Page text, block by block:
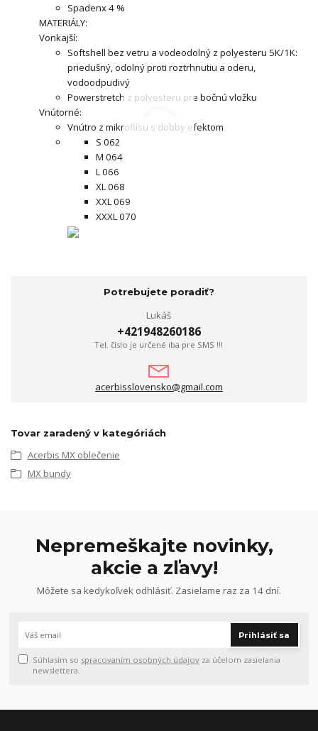
Spadenx 4 %
MATERIÁLY:
Vonkajší:
Softshell bez vetru a vodeodolný z polyesteru 5K/1K:
priedušný, odolný proti roztrhnutiu a oderu,
vodoodpudivý
Powerstretch z polyesteru pre bočnú vložku
Vnútorné:
Vnútro z mikroflísu s dobby efektom
S 062
M 064
L 066
XL 068
XXL 069
XXXL 070
Potrebujete poradiť?
Lukáš
+421948260186
Tel. číslo je určené iba pre SMS !!!
acerbisslovensko@gmail.com
Tovar zaradený v kategóriách
Acerbis MX oblečenie
MX bundy
Nepremeškajte novinky,
akcie a zľavy!
Môžete sa kedykoľvek odhlásiť. Zasielame raz za 14 dní.
Prihlásiť sa
Súhlasím so spracovaním osobných údajov za účelom zasielania
newslettera.